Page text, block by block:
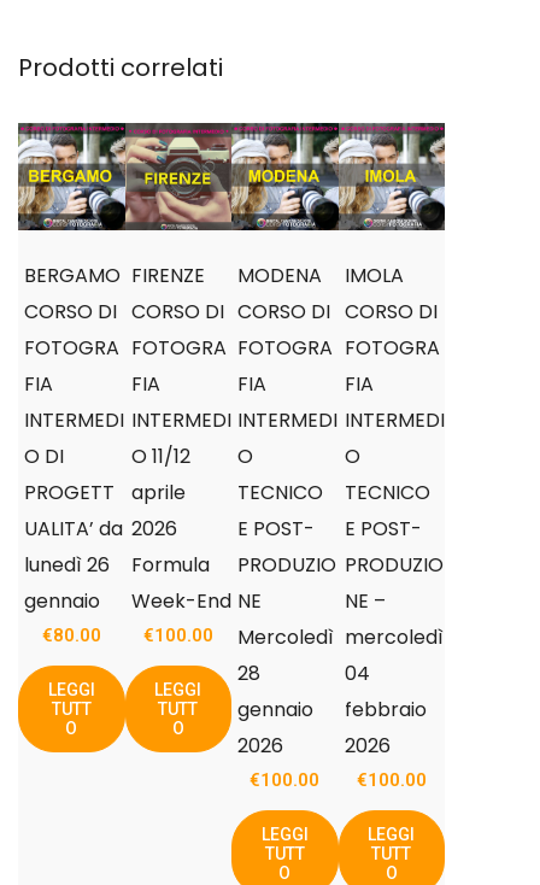
Prodotti correlati
BERGAMO
CORSO DI
FOTOGRA
FIA
INTERMEDI
O DI
PROGETT
UALITA’ da
lunedì 26
gennaio
€80.00
LEGGI
TUTT
O
FIRENZE
CORSO DI
FOTOGRA
FIA
INTERMEDI
O 11/12
aprile
2026
Formula
Week-End
€100.00
LEGGI
TUTT
O
MODENA
CORSO DI
FOTOGRA
FIA
INTERMEDI
O
TECNICO
E POST-
PRODUZIO
NE
Mercoledì
28
gennaio
2026
€100.00
LEGGI
TUTT
O
IMOLA
CORSO DI
FOTOGRA
FIA
INTERMEDI
O
TECNICO
E POST-
PRODUZIO
NE –
mercoledì
04
febbraio
2026
€100.00
LEGGI
TUTT
O